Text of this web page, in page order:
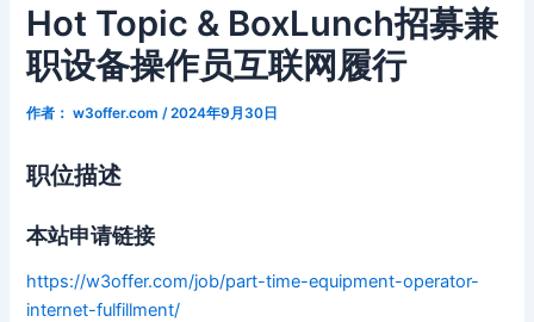
Hot Topic & BoxLunch招募兼
职设备操作员互联网履行
作者： w3offer.com /2024年9月30日
职位描述
本站申请链接
https://w3offer.com/job/part-time-equipment-operator-
internet-fulfillment/